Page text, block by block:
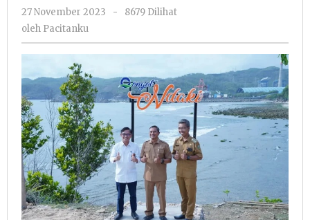
Pantai
Spot
27 November 2023
oleh
-
8679 Dilihat
oleh Pacitanku